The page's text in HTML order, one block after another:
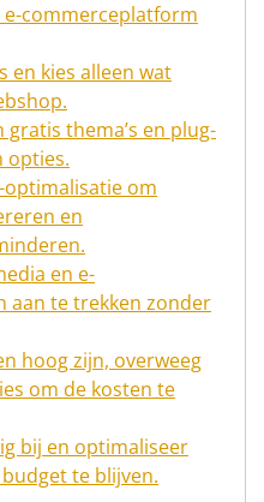
commerceplatform
en kies alleen wat
thema’s en plug-
opties.
optimalisatie om
en
en e-
aan te trekken zonder
hoog zijn, overweeg
om de kosten te
bij en optimaliseer
te blijven.